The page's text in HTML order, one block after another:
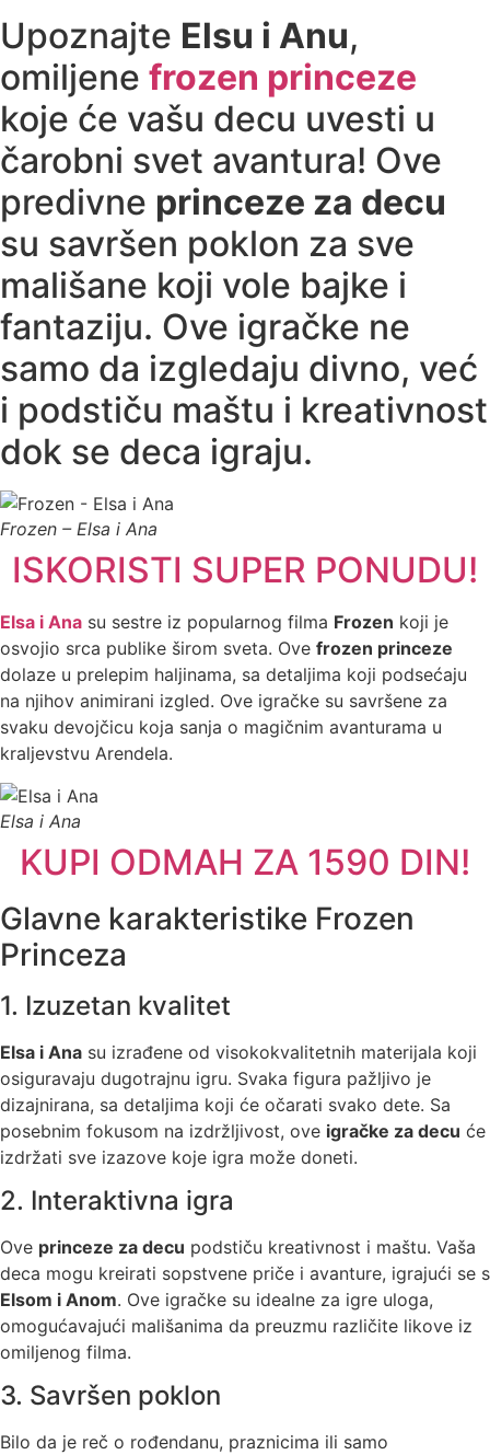
Upoznajte Elsu i Anu,
omiljene frozen princeze
koje će vašu decu uvesti u
čarobni svet avantura! Ove
predivne princeze za decu
su savršen poklon za sve
mališane koji vole bajke i
fantaziju. Ove igračke ne
samo da izgledaju divno, već
i podstiču maštu i kreativnost
dok se deca igraju.
Frozen – Elsa i Ana
ISKORISTI SUPER PONUDU!
Elsa i Ana su sestre iz popularnog filma Frozen koji je
osvojio srca publike širom sveta. Ove frozen princeze
dolaze u prelepim haljinama, sa detaljima koji podsećaju
na njihov animirani izgled. Ove igračke su savršene za
svaku devojčicu koja sanja o magičnim avanturama u
kraljevstvu Arendela.
Elsa i Ana
KUPI ODMAH ZA 1590 DIN!
Glavne karakteristike Frozen
Princeza
1. Izuzetan kvalitet
Elsa i Ana su izrađene od visokokvalitetnih materijala koji
osiguravaju dugotrajnu igru. Svaka figura pažljivo je
dizajnirana, sa detaljima koji će očarati svako dete. Sa
posebnim fokusom na izdržljivost, ove igračke za decu će
izdržati sve izazove koje igra može doneti.
2. Interaktivna igra
Ove princeze za decu podstiču kreativnost i maštu. Vaša
deca mogu kreirati sopstvene priče i avanture, igrajući se s
Elsom i Anom. Ove igračke su idealne za igre uloga,
omogućavajući mališanima da preuzmu različite likove iz
omiljenog filma.
3. Savršen poklon
Bilo da je reč o rođendanu, praznicima ili samo